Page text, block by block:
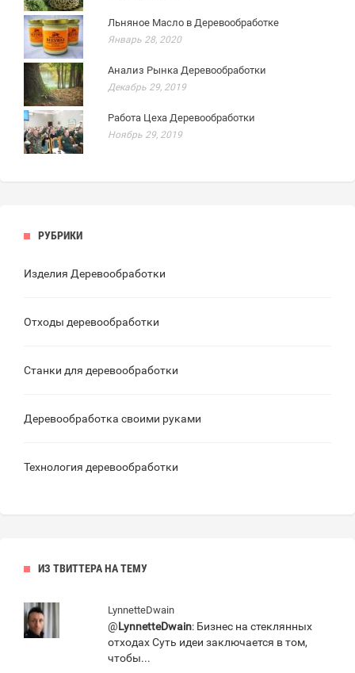
Льняное Масло в Деревообработке
Январь 28, 2020
Анализ Рынка Деревообработки
Декабрь 29, 2019
Работа Цеха Деревообработки
Ноябрь 29, 2019
РУБРИКИ
Изделия Деревообработки
Отходы деревообработки
Станки для деревообработки
Деревообработка своими руками
Технология деревообработки
ИЗ ТВИТТЕРА НА ТЕМУ
LynnetteDwain
@LynnetteDwain: Бизнес на стеклянных
отходах Суть идеи заключается в том,
чтобы...